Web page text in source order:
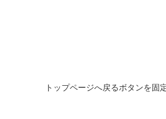
トップページへ戻るボタンを固